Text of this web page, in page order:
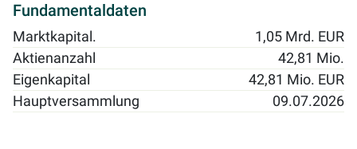
Fundamentaldaten
Marktkapital.
1,05 Mrd. EUR
Aktienanzahl
42,81 Mio.
Eigenkapital
42,81 Mio. EUR
Hauptversammlung
09.07.2026